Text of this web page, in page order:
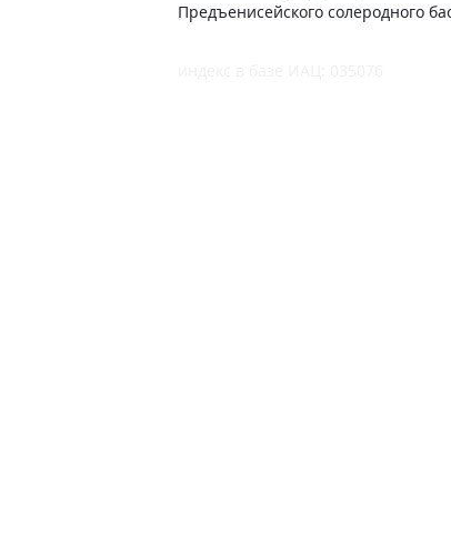
Предъенисейского солеродного